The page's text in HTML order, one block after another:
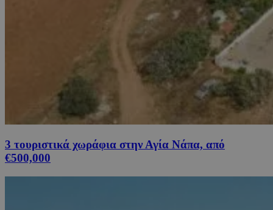
3 τουριστικά χωράφια στην Αγία Νάπα, από
€500,000